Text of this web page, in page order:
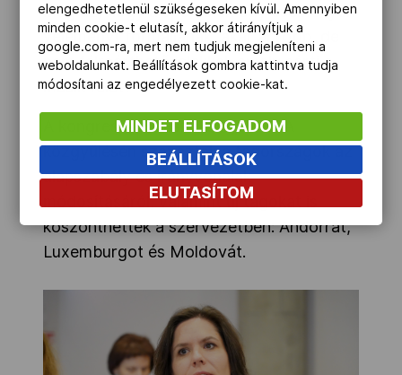
meg az, hogy a sportolók egy eseményen
véleményt formáljanak, akár apróbb, de
nem félreérthető jelekkel, amely sérti a
másik felet?
A kongresszus részeként, az EOA
közgyűlésén szavaztak a tagországok az
alapszabály és irányvonalak
módosításáról, valamint új tagokat is
köszönthettek a szervezetben: Andorrát,
Luxemburgot és Moldovát.
elengedhetetlenül szükségeseken kívül. Amennyiben
minden cookie-t elutasít, akkor átirányítjuk a
google.com-ra, mert nem tudjuk megjeleníteni a
weboldalunkat. Beállítások gombra kattintva tudja
módosítani az engedélyezett cookie-kat.
MINDET ELFOGADOM
BEÁLLÍTÁSOK
ELUTASÍTOM